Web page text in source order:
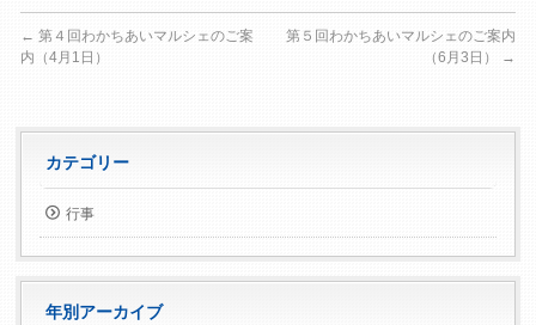
← 第４回わかちあいマルシェのご案
内（4月1日）
第５回わかちあいマルシェのご案内
（6月3日）
→
カテゴリー
行事
年別アーカイブ